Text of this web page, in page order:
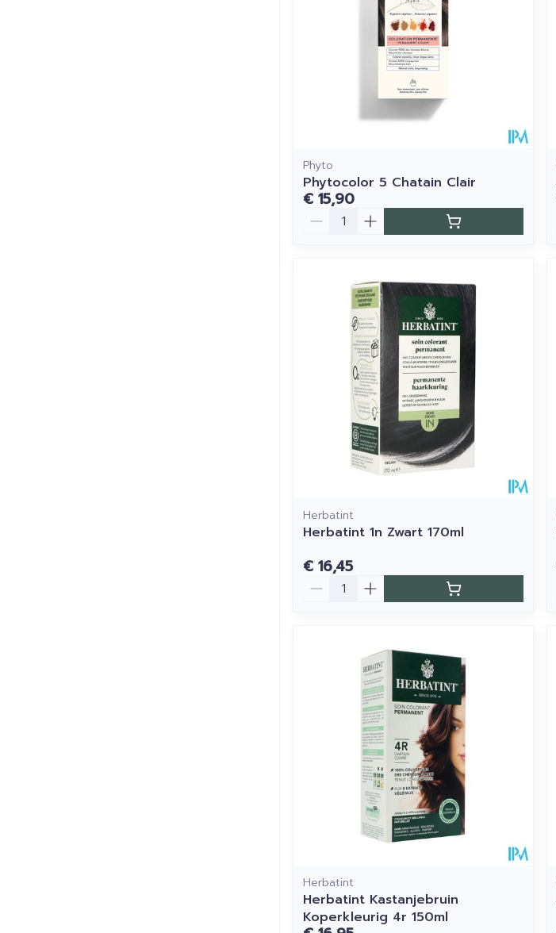
Phyto
Phytocolor 5 Chatain Clair
€ 15,90
Aantal
Herbatint
Herbatint 1n Zwart 170ml
€ 16,45
Aantal
Herbatint
Herbatint Kastanjebruin
Koperkleurig 4r 150ml